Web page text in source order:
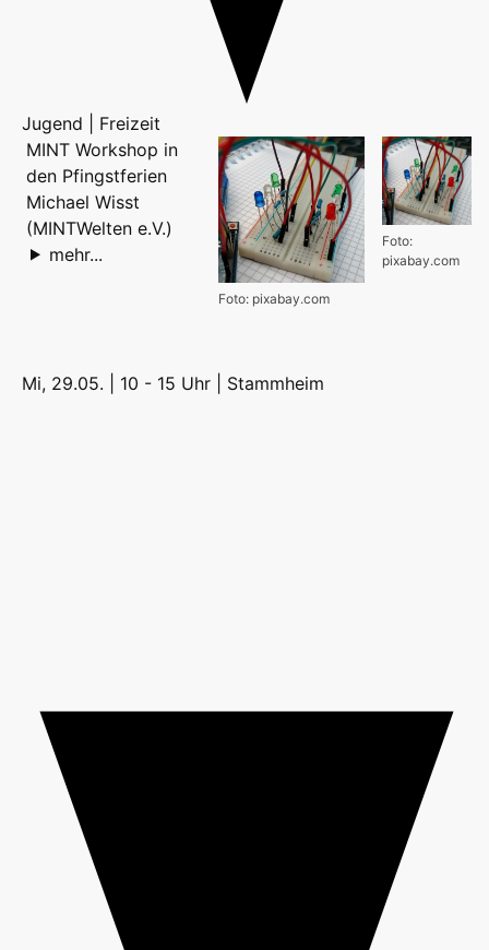
Jugend | Freizeit
Foto:
pixabay.com
Foto: pixabay.com
MINT Workshop in
den Pfingstferien
Michael Wisst
(MINTWelten e.V.)
mehr...
Mi, 29.05. | 10 - 15 Uhr | Stammheim